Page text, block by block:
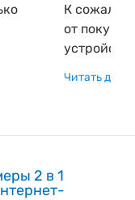
К
от
устройств
Читать
2 в 1